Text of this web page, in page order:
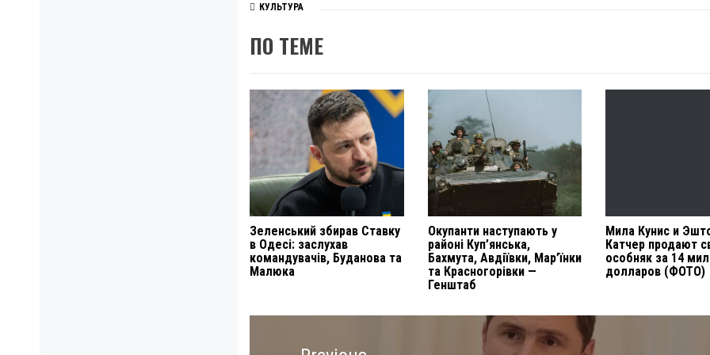
КУЛЬТУРА
ПО ТЕМЕ
Зеленський збирав Ставку
в Одесі: заслухав
командувачів, Буданова та
Малюка
Окупанти наступають у
районі Куп’янська,
Бахмута, Авдіївки, Мар’їнки
та Красногорівки —
Генштаб
Мила Кунис и
Катчер продают
особняк за 14
долларов (ФОТО)
Навигация